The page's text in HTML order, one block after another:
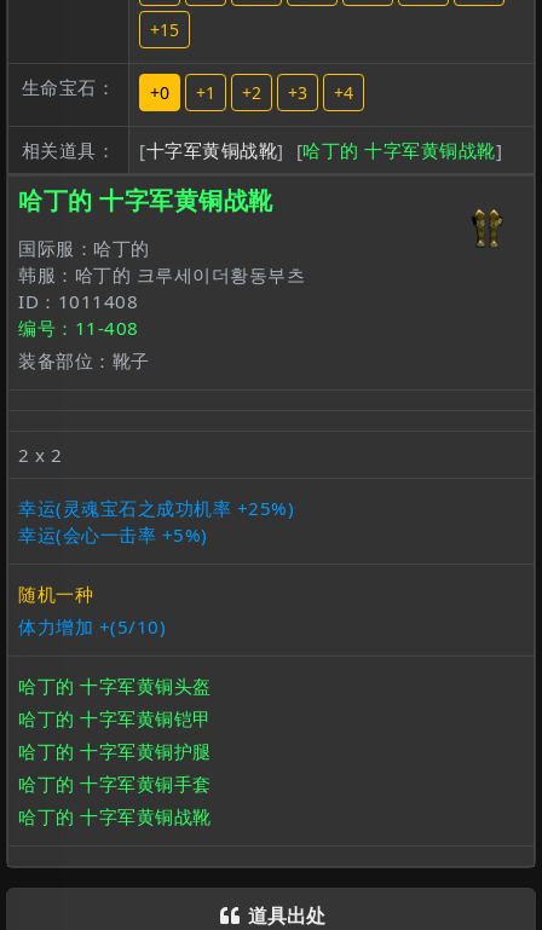
+15
生命宝石： +0 +1 +2 +3 +4
相关道具： [十字军黄铜战靴] [哈丁的 十字军黄铜战靴]
哈丁的 十字军黄铜战靴
国际服：哈丁的
韩服：哈丁的 크루세이더황동부츠
ID：1011408
编号：11-408
装备部位：靴子
2 x 2
幸运(灵魂宝石之成功机率 +25%)
幸运(会心一击率 +5%)
随机一种
体力增加 +(5/10)
哈丁的 十字军黄铜头盔
哈丁的 十字军黄铜铠甲
哈丁的 十字军黄铜护腿
哈丁的 十字军黄铜手套
哈丁的 十字军黄铜战靴
 道具出处